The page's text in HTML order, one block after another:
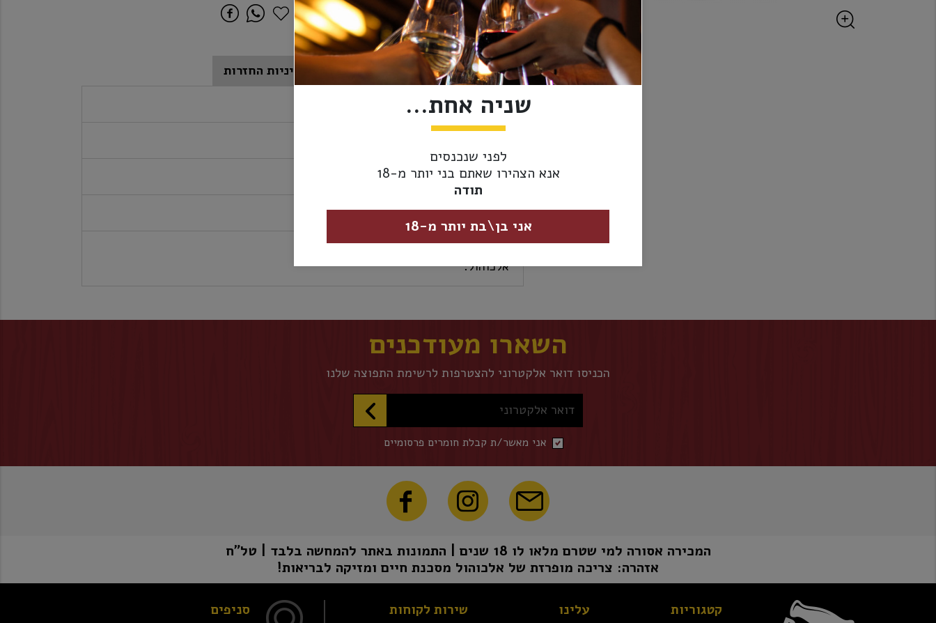
אזל מהמלאי
מידע נוסף אספקה ומשלוחים
מדיניות החזרות
סוג משקה:
נפח: 1000 מ"ל
כשרות: כשר
אחוז
אלכוהול:
השארו מעודכנים
הכניסו דואר אלקטרוני להצטרפות לרשימת התפוצה שלנו
דואר אלקטרוני
אני מאשר/ת קבלת חומרים פרסומיים
המכירה אסורה למי שטרם מלאו לו 18 שנים | התמונות באתר להמחשה בלבד | טל"ח
אזהרה: צריכה מופרזת של אלכוהול מסכנת חיים ומזיקה לבריאות!
קטגוריות עלינו שירות לקוחות סניפים
שניה אחת...
לפני שנכנסים
אנא הצהירו שאתם בני יותר מ-18
תודה
אני בן\בת יותר מ-18